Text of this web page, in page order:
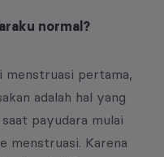
normal?
menstruasi pertama,
adalah hal yang
payudara mulai
menstruasi. Karena